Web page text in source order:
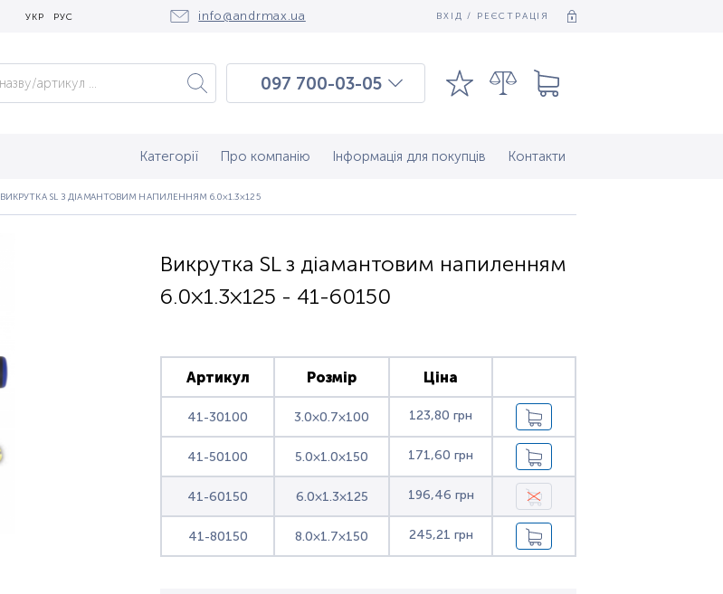
УКР РУС info@andrmax.ua ВХІД / РЕЄСТРАЦІЯ
097 700-03-05
097 003-03-09
Категорії Про компанію Інформація для покупців Контакти
ВИКРУТКА SL З ДІАМАНТОВИМ НАПИЛЕННЯМ 6.0×1.3×125
Викрутка SL з діамантовим напиленням
6.0×1.3×125 - 41-60150
Артикул Розмір Ціна
41-30100 3.0×0.7×100 123,80 грн
41-50100 5.0×1.0×150 171,60 грн
41-60150 6.0×1.3×125 196,46 грн
41-80150 8.0×1.7×150 245,21 грн